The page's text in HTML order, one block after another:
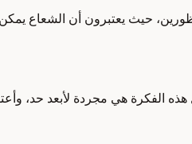
حيث يعتبرون أن الشعاع
الفكرة هي مجردة لأبعد حد،